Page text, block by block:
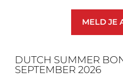
MELD JE
DUTCH SUMMER
SEPTEMBER 2026